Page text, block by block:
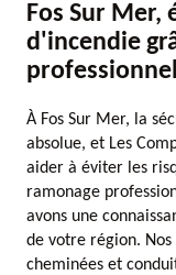
Fos Sur Mer,
d'incendie
À Fos Sur Mer, la
absolue, et Les
aider à éviter les
ramonage
avons une
de votre région.
cheminées et